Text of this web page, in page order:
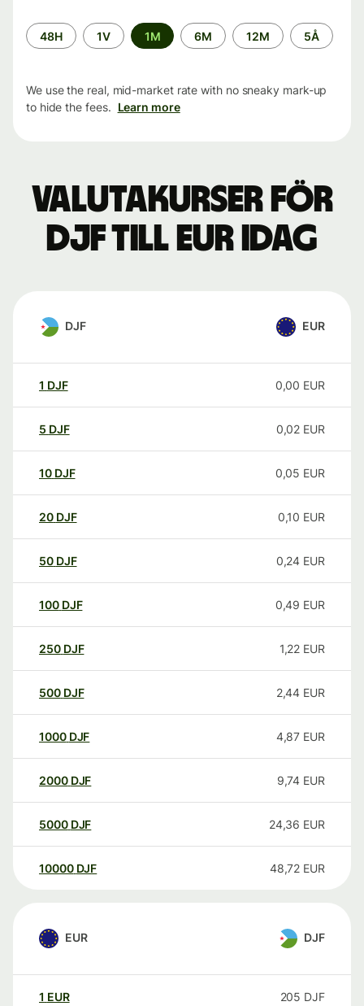
Time
period
48H 1V 1M 6M 12M 5Å
We use the real, mid-market rate with no sneaky mark-up
to hide the fees. Learn more
Valutakurser för
DJF till EUR idag
DJF EUR
1 DJF 0,00 EUR
5 DJF 0,02 EUR
10 DJF 0,05 EUR
20 DJF 0,10 EUR
50 DJF 0,24 EUR
100 DJF 0,49 EUR
250 DJF 1,22 EUR
500 DJF 2,44 EUR
1000 DJF 4,87 EUR
2000 DJF 9,74 EUR
5000 DJF 24,36 EUR
10000 DJF 48,72 EUR
EUR DJF
1 EUR 205 DJF